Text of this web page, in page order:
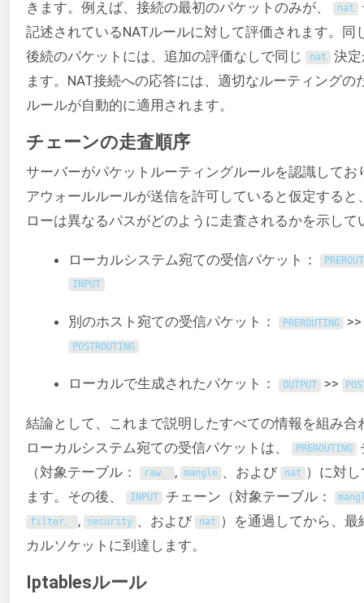
きます。例えば、接続の最初のパケットのみが、 nat
記述されているNATルールに対して評価されます。同
後続のパケットには、追加の評価なしで同じ
nat 決定
ます。NAT接続への応答には、適切なルーティングの
ルールが自動的に適用されます。
チェーンの走査順序
サーバーがパケットルーティングルールを認識してお
アウォールルールが送信を許可していると仮定すると
ローは異なるパスがどのように走査されるかを示して
ローカルシステム宛ての受信パケット：
INPUT
別のホスト宛ての受信パケット： PREROUTING >>
POSTROUTING
ローカルで生成されたパケット： OUTPUT >>
結論として、これまで説明したすべての情報を組み合
ローカルシステム宛ての受信パケットは、
PREROUTING
（対象テーブル：
raw、 , mangle 、および nat ）に対
ます。その後、
INPUT チェーン（対象テーブル：
filter、 , security 、および nat ）を通過してから、最
カルソケットに到達します。
Iptablesルール